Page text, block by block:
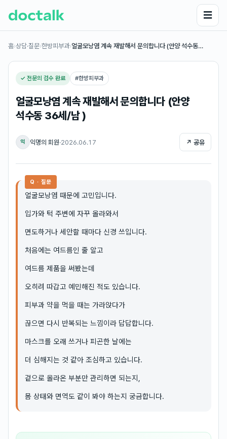
☰
홈›상담·질문›한방피부과›얼굴모낭염 계속 재발해서 문의합니다 (안양 석수동…
✓ 전문의 검수 완료 #한방피부과
얼굴모낭염 계속 재발해서 문의합니다 (안양
석수동 36세/남 )
익 익명의 회원·2026.06.17 ↗ 공유
Q · 질문
얼굴모낭염 때문에 고민입니다.
입가와 턱 주변에 자꾸 올라와서
면도하거나 세안할 때마다 신경 쓰입니다.
처음에는 여드름인 줄 알고
여드름 제품을 써봤는데
오히려 따갑고 예민해진 적도 있습니다.
피부과 약을 먹을 때는 가라앉다가
끊으면 다시 반복되는 느낌이라 답답합니다.
마스크를 오래 쓰거나 피곤한 날에는
더 심해지는 것 같아 조심하고 있습니다.
겉으로 올라온 부분만 관리하면 되는지,
몸 상태와 면역도 같이 봐야 하는지 궁금합니다.